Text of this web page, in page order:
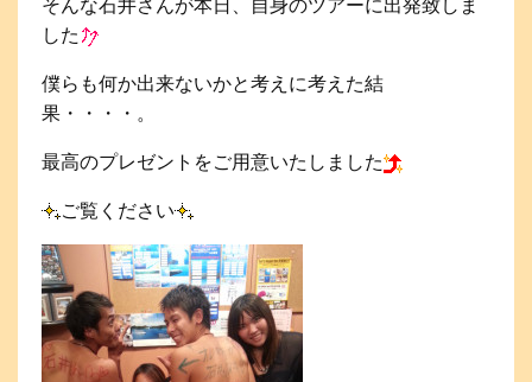
そんな石井さんが本日、自身のツアーに出発致しま
した
僕らも何か出来ないかと考えに考えた結
果・・・・。
最高のプレゼントをご用意いたしました
ご覧ください